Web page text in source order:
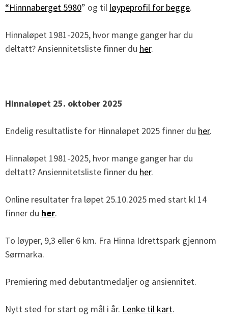
“Hinnnaberget 5980” og til løypeprofil for begge.
Hinnaløpet 1981-2025, hvor mange ganger har du
deltatt? Ansiennitetsliste finner du her.
Hinnaløpet 25. oktober 2025
Endelig resultatliste for Hinnaløpet 2025 finner du her.
Hinnaløpet 1981-2025, hvor mange ganger har du
deltatt? Ansiennitetsliste finner du her.
Online resultater fra løpet 25.10.2025 med start kl 14
finner du her.
To løyper, 9,3 eller 6 km. Fra Hinna Idrettspark gjennom
Sørmarka.
Premiering med debutantmedaljer og ansiennitet.
Nytt sted for start og mål i år. Lenke til kart.